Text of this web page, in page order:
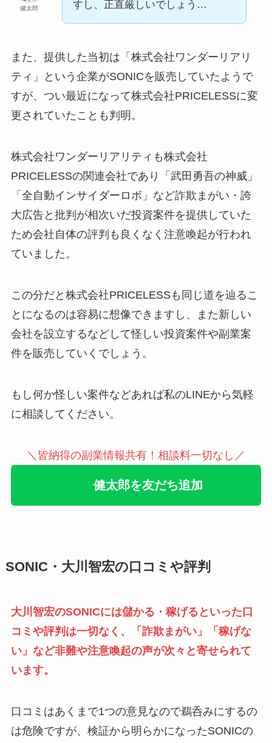
健太郎 すし、正直厳しいでしょう…
また、提供した当初は「株式会社ワンダーリアリ
ティ」という企業がSONICを販売していたようで
すが、つい最近になって株式会社PRICELESSに変
更されていたことも判明。
株式会社ワンダーリアリティも株式会社
PRICELESSの関連会社であり「武田勇吾の神威」
「全自動インサイダーロボ」など詐欺まがい・誇
大広告と批判が相次いだ投資案件を提供していた
ため会社自体の評判も良くなく注意喚起が行われ
ていました。
この分だと株式会社PRICELESSも同じ道を辿るこ
とになるのは容易に想像できますし、また新しい
会社を設立するなどして怪しい投資案件や副業案
件を販売していくでしょう。
もし何か怪しい案件などあれば私のLINEから気軽
に相談してください。
＼皆納得の副業情報共有！相談料一切なし／
健太郎を友だち追加
SONIC・大川智宏の口コミや評判
大川智宏のSONICには儲かる・稼げるといった口
コミや評判は一切なく、「詐欺まがい」「稼げな
い」など非難や注意喚起の声が次々と寄せられて
います。
口コミはあくまで1つの意見なので鵜呑みにするの
は危険ですが、検証から明らかになったSONICの